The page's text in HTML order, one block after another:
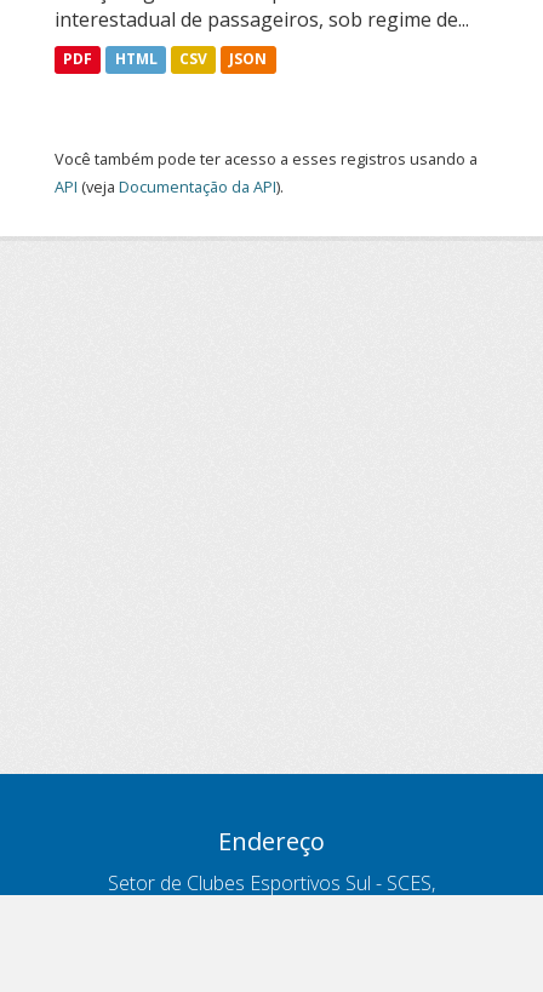
interestadual de passageiros, sob regime de...
PDF HTML CSV JSON
Você também pode ter acesso a esses registros usando a
API (veja Documentação da API).
Endereço
Setor de Clubes Esportivos Sul - SCES,